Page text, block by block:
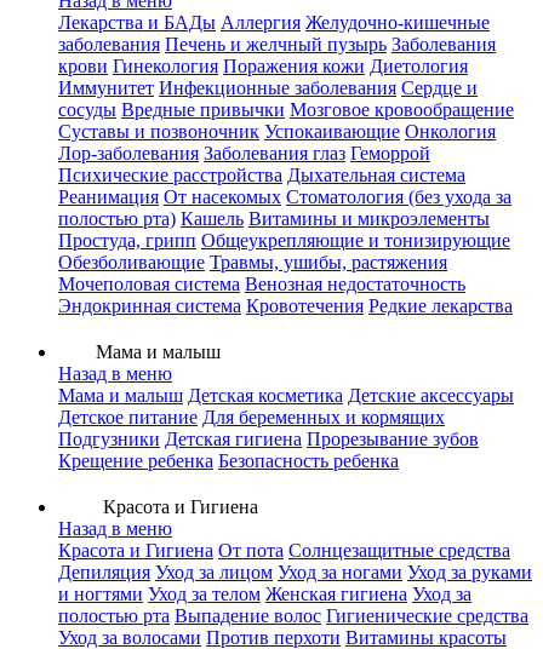
Лекарства и БАДы Аллергия Желудочно-кишечные
заболевания Печень и желчный пузырь Заболевания
крови Гинекология Поражения кожи Диетология
Иммунитет Инфекционные заболевания Сердце и
сосуды Вредные привычки Мозговое кровообращение
Суставы и позвоночник Успокаивающие Онкология
Лор-заболевания Заболевания глаз Геморрой
Психические расстройства Дыхательная система
Реанимация От насекомых Стоматология (без ухода за
полостью рта) Кашель Витамины и микроэлементы
Простуда, грипп Общеукрепляющие и тонизирующие
Обезболивающие Травмы, ушибы, растяжения
Мочеполовая система Венозная недостаточность
Эндокринная система Кровотечения Редкие лекарства
Мама и малыш
Назад в меню
Мама и малыш Детская косметика Детские аксессуары
Детское питание Для беременных и кормящих
Подгузники Детская гигиена Прорезывание зубов
Крещение ребенка Безопасность ребенка
Красота и Гигиена
Назад в меню
Красота и Гигиена От пота Солнцезащитные средства
Депиляция Уход за лицом Уход за ногами Уход за руками
и ногтями Уход за телом Женская гигиена Уход за
полостью рта Выпадение волос Гигиенические средства
Уход за волосами Против перхоти Витамины красоты